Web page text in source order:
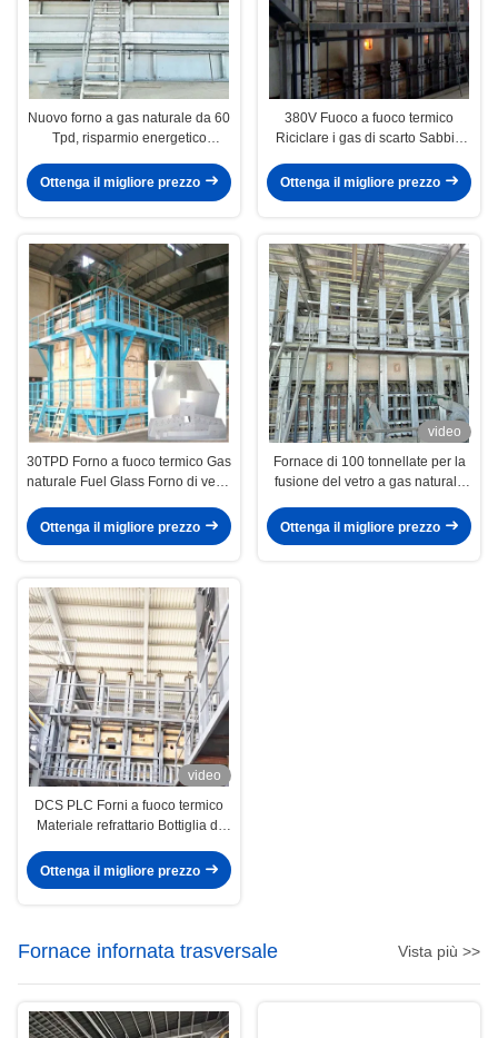
Nuovo forno a gas naturale da 60
Tpd, risparmio energetico
Ottenga il migliore prezzo
380V Fuoco a fuoco termico
Riciclare i gas di scarto Sabbia
Ottenga il migliore prezzo
30TPD Forno a fuoco termico Gas
naturale Fuel Glass Forno di vetro
Ottenga il migliore prezzo
video
Fornace di 100 tonnellate per la
fusione del vetro a gas naturale
Ottenga il migliore prezzo
video
DCS PLC Forni a fuoco termico
Materiale refrattario Bottiglia di
Ottenga il migliore prezzo
Fornace infornata trasversale Vista più >>